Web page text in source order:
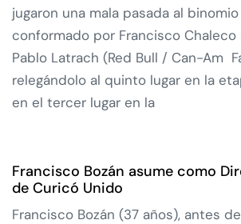
jugaron una mala pasada al
conformado por Francisco Chaleco
Pablo Latrach (Red Bull / Can-Am
relegándolo al quinto lugar en la
en el tercer lugar en la
Francisco Bozán asume como
de Curicó Unido
Francisco Bozán (37 años), antes